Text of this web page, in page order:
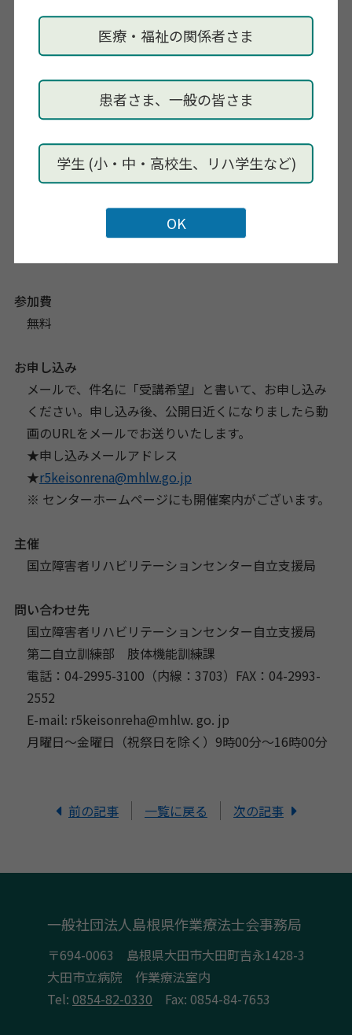
医療・福祉の関係者さま
患者さま、一般の皆さま
学生 (小・中・高校生、リハ学生など)
開催日時
2023年12月15日 (金) 〜 1月30日 (火)
開催場所
オンデマンド配信 （YouTubeでの配信となります）
医療や介護、相談支援等の専門職や当事者、ご家族、
参加費
無料
お申し込み
メールで、件名に「受講希望」と書いて、お申し込み
ください。申し込み後、公開日近くになりましたら動
画のURLをメールでお送りいたします。
★申し込みメールアドレス
★r5keisonrena@mhlw.go.jp
※ センターホームページにも開催案内がございます。
主催
国立障害者リハビリテーションセンター自立支援局
問い合わせ先
国立障害者リハビリテーションセンター自立支援局
第二自立訓練部 肢体機能訓練課
電話：04-2995-3100（内線：3703）FAX：04-2993-
2552
E-mail: r5keisonreha@mhlw. go. jp
月曜日～金曜日（祝祭日を除く）9時00分～16時00分
前の記事 一覧に戻る 次の記事
一般社団法人島根県作業療法士会事務局
〒694-0063 島根県大田市大田町吉永1428-3
大田市立病院 作業療法室内
Tel: 0854-82-0330 Fax: 0854-84-7653